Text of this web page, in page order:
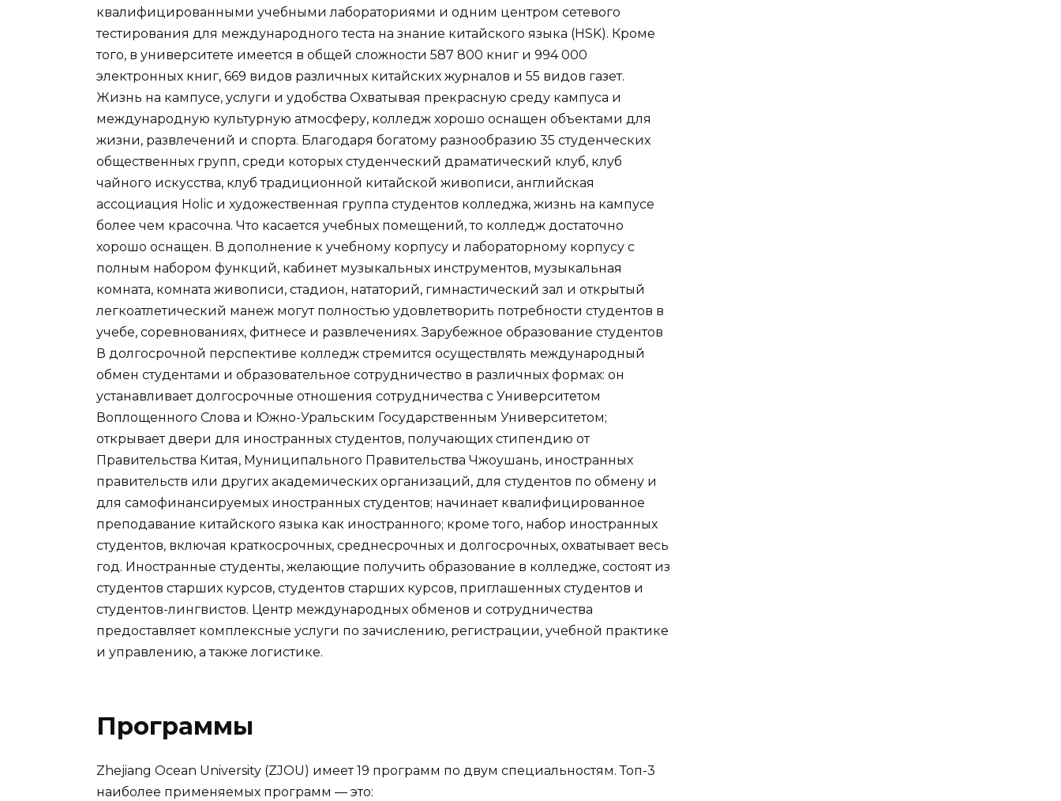
квалифицированными учебными лабораториями и одним центром сетевого
тестирования для международного теста на знание китайского языка (HSK). Кроме
того, в университете имеется в общей сложности 587 800 книг и 994 000
электронных книг, 669 видов различных китайских журналов и 55 видов газет.
Жизнь на кампусе, услуги и удобства Охватывая прекрасную среду кампуса и
международную культурную атмосферу, колледж хорошо оснащен объектами для
жизни, развлечений и спорта. Благодаря богатому разнообразию 35 студенческих
общественных групп, среди которых студенческий драматический клуб, клуб
чайного искусства, клуб традиционной китайской живописи, английская
ассоциация Holic и художественная группа студентов колледжа, жизнь на кампусе
более чем красочна. Что касается учебных помещений, то колледж достаточно
хорошо оснащен. В дополнение к учебному корпусу и лабораторному корпусу с
полным набором функций, кабинет музыкальных инструментов, музыкальная
комната, комната живописи, стадион, нататорий, гимнастический зал и открытый
легкоатлетический манеж могут полностью удовлетворить потребности студентов в
учебе, соревнованиях, фитнесе и развлечениях. Зарубежное образование студентов
В долгосрочной перспективе колледж стремится осуществлять международный
обмен студентами и образовательное сотрудничество в различных формах: он
устанавливает долгосрочные отношения сотрудничества с Университетом
Воплощенного Слова и Южно-Уральским Государственным Университетом;
открывает двери для иностранных студентов, получающих стипендию от
Правительства Китая, Муниципального Правительства Чжоушань, иностранных
правительств или других академических организаций, для студентов по обмену и
для самофинансируемых иностранных студентов; начинает квалифицированное
преподавание китайского языка как иностранного; кроме того, набор иностранных
студентов, включая краткосрочных, среднесрочных и долгосрочных, охватывает весь
год. Иностранные студенты, желающие получить образование в колледже, состоят из
студентов старших курсов, студентов старших курсов, приглашенных студентов и
студентов-лингвистов. Центр международных обменов и сотрудничества
предоставляет комплексные услуги по зачислению, регистрации, учебной практике
и управлению, а также логистике.
Программы
Zhejiang Ocean University (ZJOU) имеет 19 программ по двум специальностям. Топ-3
наиболее применяемых программ — это: